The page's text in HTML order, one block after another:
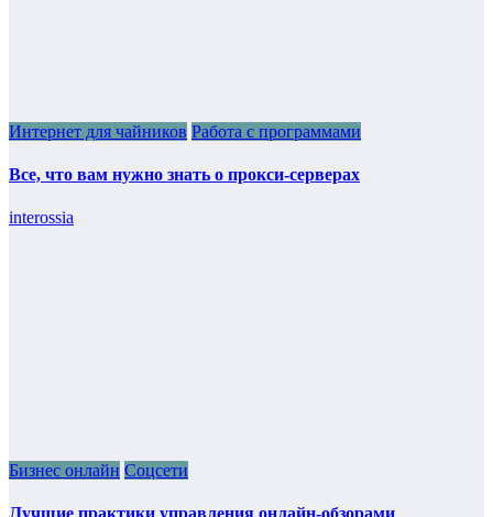
Интернет для чайников Работа с программами
Все, что вам нужно знать о прокси-серверах
interossia
Бизнес онлайн Соцсети